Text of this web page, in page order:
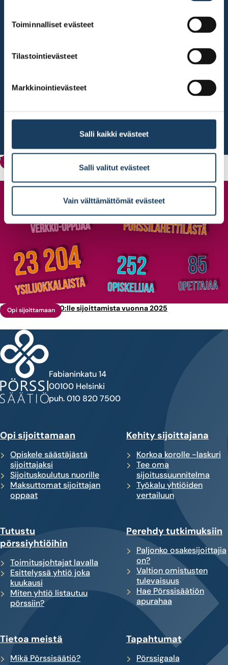
Toiminnalliset evästeet
Tilastointievästeet
Markkinointievästeet
Salli kaikki evästeet
Salli valitut evästeet
Vain välttämättömät evästeet
Mikä Pörssigaala?
Opi sijoittamaan
Opetimme 60 000:lle sijoittamista vuonna 2025
Fabianinkatu 14
00100 Helsinki
puh. 010 820 7500
Opi sijoittamaan
Opiskele säästäjästä
sijoittajaksi
Sijoituskoulutus nuorille
Maksuttomat sijoittajan
oppaat
Kehity sijoittajana
Korkoa korolle -laskuri
Tee oma
sijoitussuunnitelma
Työkalu yhtiöiden
vertailuun
Tutustu
pörssiyhtiöihin
Toimitusjohtajat lavalla
Esittelyssä yhtiö joka
kuukausi
Miten yhtiö listautuu
pörssiin?
Perehdy tutkimuksiin
Paljonko osakesijoittajia
on?
Valtion omistusten
tulevaisuus
Hae Pörssisäätiön
apurahaa
Tietoa meistä
Mikä Pörssisäätiö?
Tapahtumat
Pörssigaala